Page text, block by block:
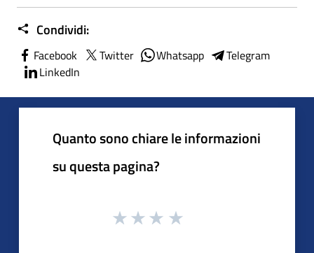
Condividi:
Facebook Twitter Whatsapp
Telegram
LinkedIn
Quanto sono chiare le informazioni
su questa pagina?